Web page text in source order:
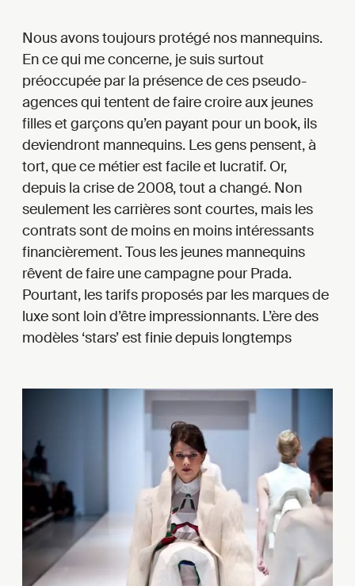
Nous avons toujours protégé nos mannequins.
En ce qui me concerne, je suis surtout
préoccupée par la présence de ces pseudo-
agences qui tentent de faire croire aux jeunes
filles et garçons qu’en payant pour un book, ils
deviendront mannequins. Les gens pensent, à
tort, que ce métier est facile et lucratif. Or,
depuis la crise de 2008, tout a changé. Non
seulement les carrières sont courtes, mais les
contrats sont de moins en moins intéressants
financièrement. Tous les jeunes mannequins
rêvent de faire une campagne pour Prada.
Pourtant, les tarifs proposés par les marques de
luxe sont loin d’être impressionnants. L’ère des
modèles ‘stars’ est finie depuis longtemps